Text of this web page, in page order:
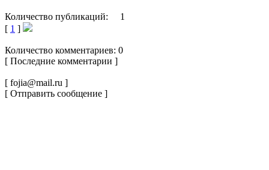
Количество публикаций: 1
[ 1 ]
Количество комментариев: 0
[ Последние комментарии ]
[ fojia@mail.ru ]
[ Отправить сообщение ]